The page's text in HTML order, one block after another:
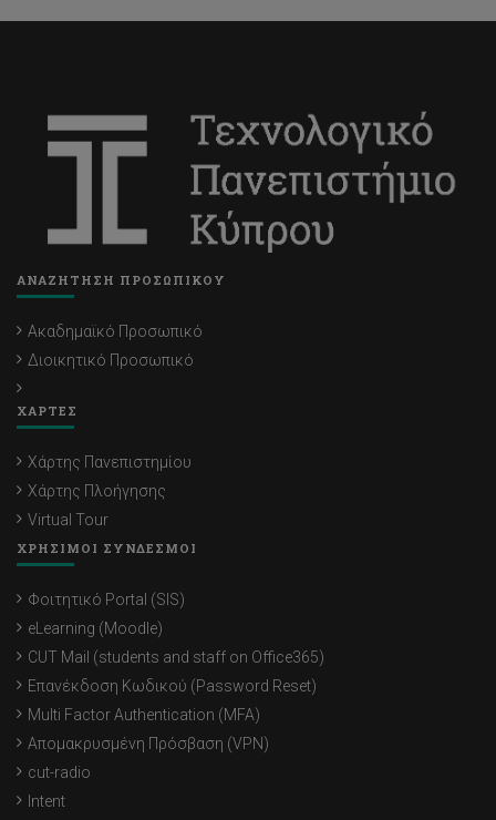
ΑΝΑΖΗΤΗΣΗ ΠΡΟΣΩΠΙΚΟΥ
Ακαδημαϊκό Προσωπικό
Διοικητικό Προσωπικό
ΧΑΡΤΕΣ
Χάρτης Πανεπιστημίου
Χάρτης Πλοήγησης
Virtual Tour
ΧΡΗΣΙΜΟΙ ΣΥΝΔΕΣΜΟΙ
Φοιτητικό Portal (SIS)
eLearning (Moodle)
CUT Mail (students and staff on Office365)
Επανέκδοση Κωδικού (Password Reset)
Multi Factor Authentication (MFA)
Απομακρυσμένη Πρόσβαση (VPN)
cut-radio
Intent